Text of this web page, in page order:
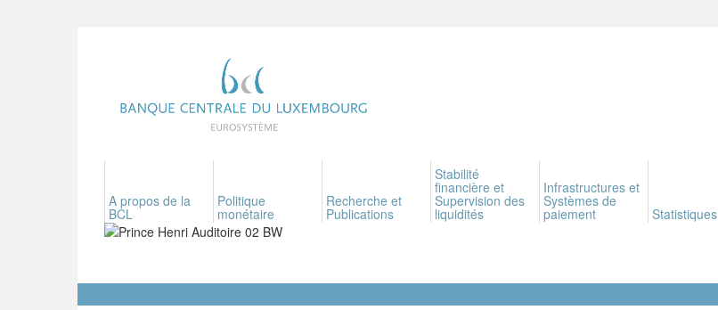
A propos de la
BCL
Politique
monétaire
Recherche et
Publications
Stabilité
financière et
Supervision des
liquidités
Infrastructures et
Systèmes de
paiement Statistiques